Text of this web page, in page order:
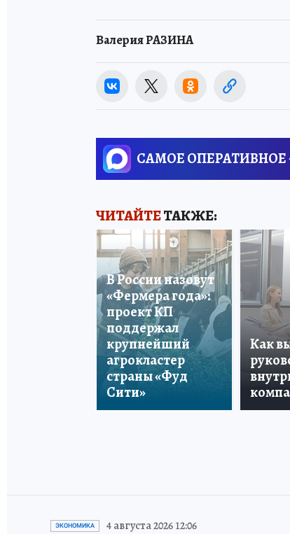
Валерия РАЗИНА
САМОЕ ОПЕРАТИВНОЕ
ЧИТАЙТЕТАКЖЕ:
В России назовут
«Фермера года»:
проект КП
поддержал
крупнейший
агрокластер
страны «Фуд
Сити»
Как
ЭКОНОМИКА 4 августа 2026 12:06